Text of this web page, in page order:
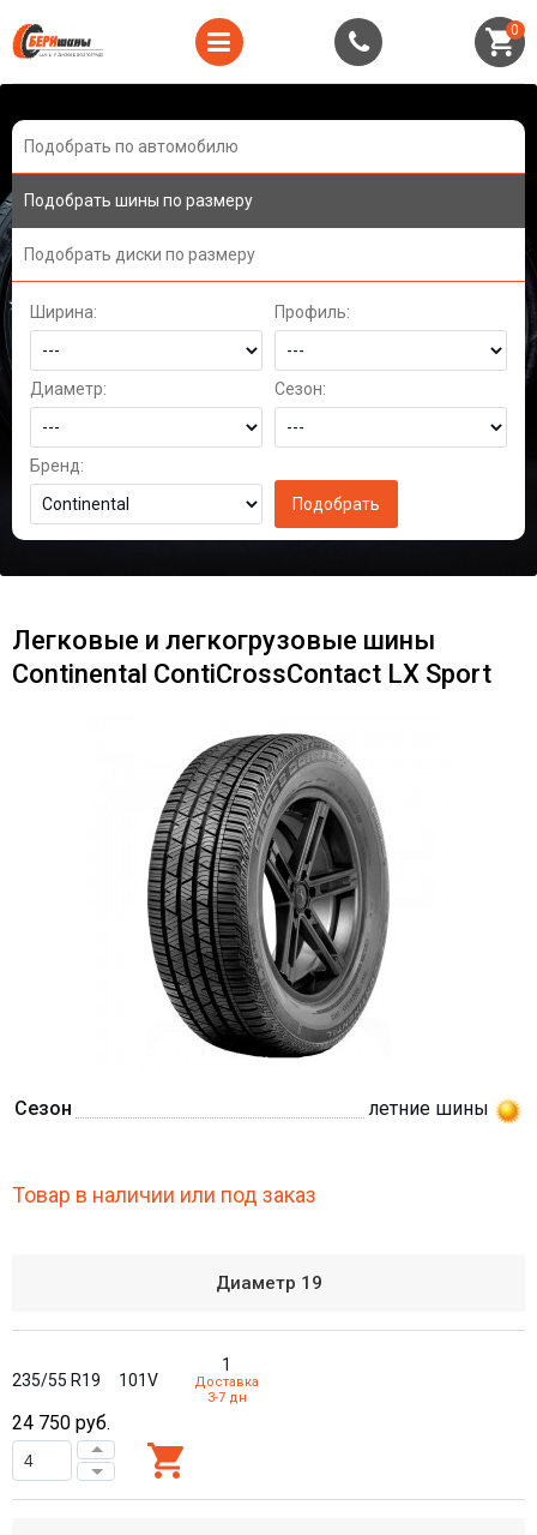
0
Подобрать по автомобилю
Подобрать шины по размеру
Подобрать диски по размеру
Ширина: Профиль:
Диаметр: Сезон:
Бренд:
Легковые и легкогрузовые шины
Continental ContiCrossContact LX Sport
Сезон летние шины
Товар в наличии или под заказ
Диаметр 19
235/55 R19 101V
1
Доставка
3-7 дн
24 750 руб.